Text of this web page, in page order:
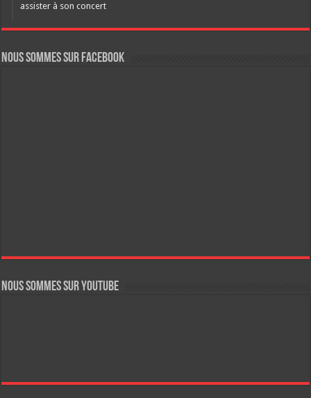
assister à son concert
Nous sommes sur FaceBook
Nous sommes sur YouTube